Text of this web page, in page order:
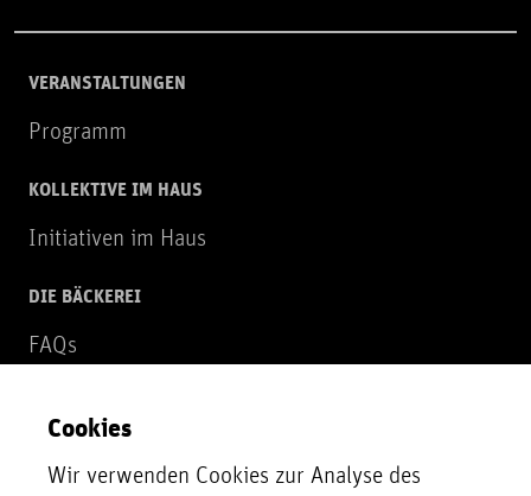
VERANSTALTUNGEN
Programm
KOLLEKTIVE IM HAUS
Initiativen im Haus
DIE BÄCKEREI
FAQs
NEWSLETTER
Zur Newsletter Anmeldung
Cookies
Wir verwenden Cookies zur Analyse des